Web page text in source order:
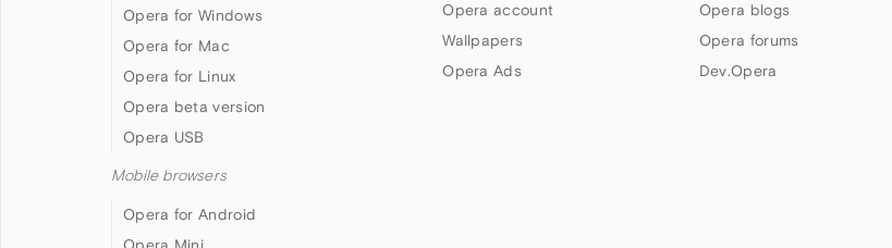
Opera for Windows
Opera for Mac
Opera for Linux
Opera beta version
Opera USB
Mobile browsers
Opera for Android
Opera account
Wallpapers
Opera Ads
Opera blogs
Opera forums
Dev.Opera